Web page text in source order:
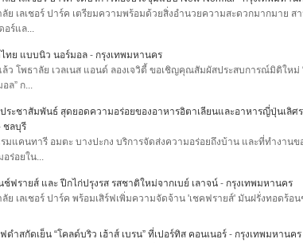
ลัย เลเชอร์ ปาร์ค เตรียมความพร้อมด้วยสิ่งอำนวยความสะดวกมากมาย ส
อร์แล...
ทย แบบนิว นอร์มอล- กรุงเทพมหานคร
ล้ว โพธาลัย เวลเนส แอนด์ ลองเจวิตี้ ขอเชิญคุณสัมผัสประสบการณ์มิติใหม่
ล” ก...
ระชาสัมพันธ์ สุดยอดความอร่อยของอาหารอิตาเลียนและอาหารญี่ปุ่นเลิศร
ชลบุรี
รมแคนทารี อมตะ บางปะกง บริการจัดส่งความอร่อยถึงบ้าน และที่ทำงาน
อร่อยใน...
ช์ฟรายส์ และ ปีกไก่ปรุงรส รสชาติใหม่จากเบย์ เลาจน์- กรุงเทพมหานคร
ย เลเชอร์ ปาร์ค พร้อมเสิร์ฟเพิ่มความจัดจ้าน 'เชคฟรายส์' มันฝรั่งทอดร้อน
ดำสกัดเย็น “โคลด์บริว เฮ้าส์ เบรน” ที่เปอร์ทิส คอนเนอร์- กรุงเทพมหานคร